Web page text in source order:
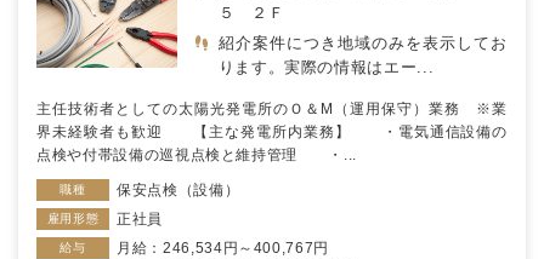
５ ２Ｆ
紹介案件につき地域のみを表示してお
ります。実際の情報はエー...
主任技術者としての太陽光発電所のＯ＆М（運用保守）業務 ※業
界未経験者も歓迎 【主な発電所内業務】 ・電気通信設備の
点検や付帯設備の巡視点検と維持管理 ・...
職種 保安点検（設備）
雇用形態 正社員
給与
月給：246,534円～400,767円